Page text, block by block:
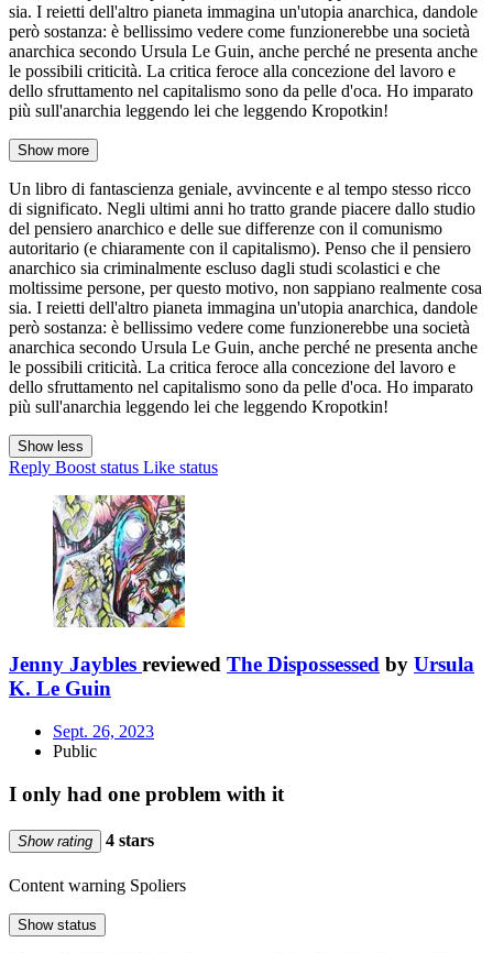
sia. I reietti dell'altro pianeta immagina un'utopia anarchica, dandole
però sostanza: è bellissimo vedere come funzionerebbe una società
anarchica secondo Ursula Le Guin, anche perché ne presenta anche
le possibili criticità. La critica feroce alla concezione del lavoro e
dello sfruttamento nel capitalismo sono da pelle d'oca. Ho imparato
più sull'anarchia leggendo lei che leggendo Kropotkin!
Show more
Un libro di fantascienza geniale, avvincente e al tempo stesso ricco
di significato. Negli ultimi anni ho tratto grande piacere dallo studio
del pensiero anarchico e delle sue differenze con il comunismo
autoritario (e chiaramente con il capitalismo). Penso che il pensiero
anarchico sia criminalmente escluso dagli studi scolastici e che
moltissime persone, per questo motivo, non sappiano realmente cosa
sia. I reietti dell'altro pianeta immagina un'utopia anarchica, dandole
però sostanza: è bellissimo vedere come funzionerebbe una società
anarchica secondo Ursula Le Guin, anche perché ne presenta anche
le possibili criticità. La critica feroce alla concezione del lavoro e
dello sfruttamento nel capitalismo sono da pelle d'oca. Ho imparato
più sull'anarchia leggendo lei che leggendo Kropotkin!
Show less
Reply Boost status Like status
Jenny Jaybles reviewed The Dispossessed by Ursula
K. Le Guin
Sept. 26, 2023
Public
I only had one problem with it
Show rating 4 stars
Content warning Spoliers
Show status